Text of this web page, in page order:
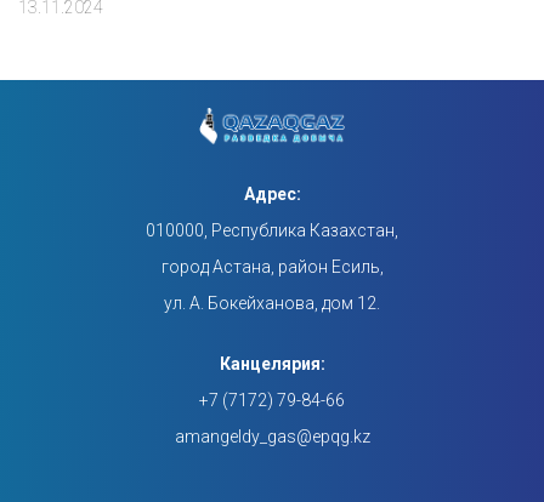
13.11.2024
Адрес:
010000, Республика Казахстан,
город Астана, район Есиль,
ул. А. Бокейханова, дом 12.
Канцелярия:
+7 (7172) 79-84-66
amangeldy_gas@epqg.kz